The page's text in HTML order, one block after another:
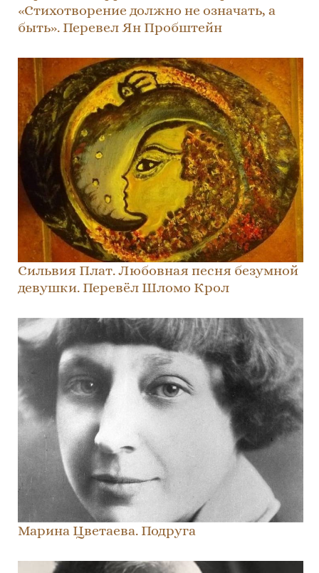
«Стихотворение должно не означать, а
быть». Перевел Ян Пробштейн
Сильвия Плат. Любовная песня безумной
девушки. Перевёл Шломо Крол
Маринa Цветаевa. Подруга